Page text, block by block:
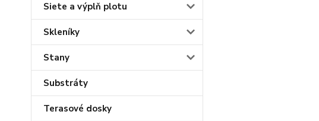
Siete a výplň plotu
Skleníky
Stany
Substráty
Terasové dosky